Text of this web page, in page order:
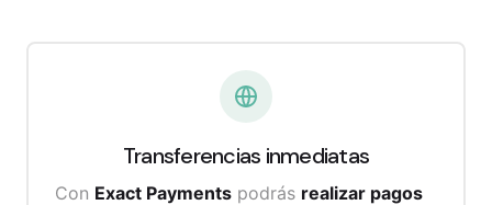
Transferencias inmediatas
Con Exact Payments podrás realizar pagos